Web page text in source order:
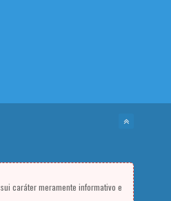
caráter meramente informativo e